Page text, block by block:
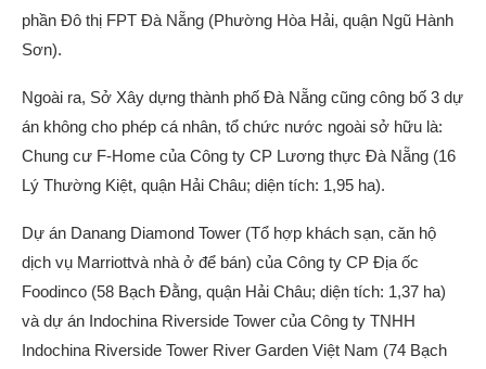
phần Đô thị FPT Đà Nẵng (Phường Hòa Hải, quận Ngũ Hành
Sơn).
Ngoài ra, Sở Xây dựng thành phố Đà Nẵng cũng công bố 3 dự
án không cho phép cá nhân, tổ chức nước ngoài sở hữu là:
Chung cư F-Home của Công ty CP Lương thực Đà Nẵng (16
Lý Thường Kiệt, quận Hải Châu; diện tích: 1,95 ha).
Dự án Danang Diamond Tower (Tổ hợp khách sạn, căn hộ
dịch vụ Marriottvà nhà ở để bán) của Công ty CP Địa ốc
Foodinco (58 Bạch Đằng, quận Hải Châu; diện tích: 1,37 ha)
và dự án Indochina Riverside Tower của Công ty TNHH
Indochina Riverside Tower River Garden Việt Nam (74 Bạch